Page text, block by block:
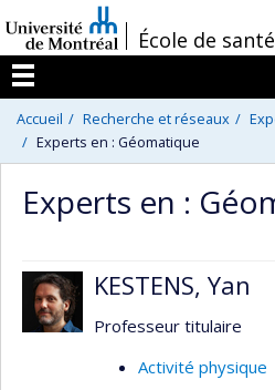
au
contenu
/École de
Menu
Accueil Recherche et réseaux
Experts en : Géomatique
Experts en :
KESTENS, Yan
Professeur titulaire
Activité physique